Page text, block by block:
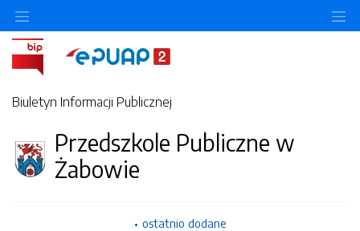
Biuletyn Informacji Publicznej
Przedszkole Publiczne w
Żabowie
ostatnio dodane